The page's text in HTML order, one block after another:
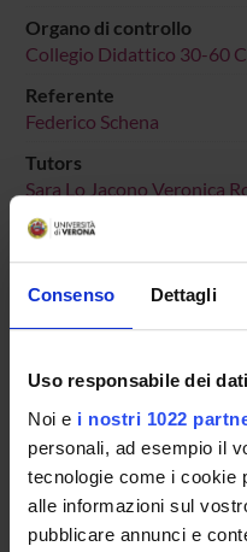
Consenso Dettagli
Uso responsabile dei dati
Noi e i nostri 1022
personali, ad esempio il
tecnologie come i cookie
alle informazioni sul
pubblicare annunci e
Organo di controllo
Collegio Didattico 30-60
Referente
Federico Schena
Tutors
Sara Lo Jacono Veronica
Sede
VERONA
Dipartimento di
Scienze Umane
Scienze Umanistiche
Area disciplinare
Lettere, Arti e